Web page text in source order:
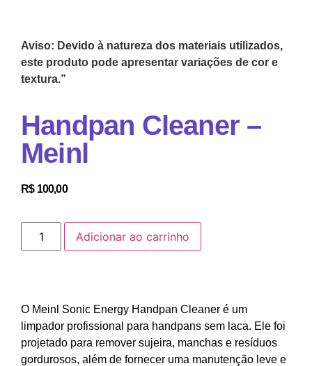
Aviso: Devido à natureza dos materiais utilizados,
este produto pode apresentar variações de cor e
textura.”
Handpan Cleaner –
Meinl
R$100,00
Adicionar ao carrinho
O Meinl Sonic Energy Handpan Cleaner é um
limpador profissional para handpans sem laca. Ele foi
projetado para remover sujeira, manchas e resíduos
gordurosos, além de fornecer uma manutenção leve e